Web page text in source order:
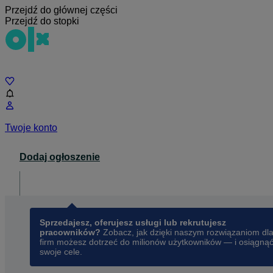
Przejdź do głównej części
Przejdź do stopki
Twoje konto
Dodaj ogłoszenie
Sprzedajesz, oferujesz usługi lub rekrutujesz
pracowników? Zobacz, jak dzięki naszym rozwiązaniom dla
firm możesz dotrzeć do milionów użytkowników — i osiągnąć
swoje cele.